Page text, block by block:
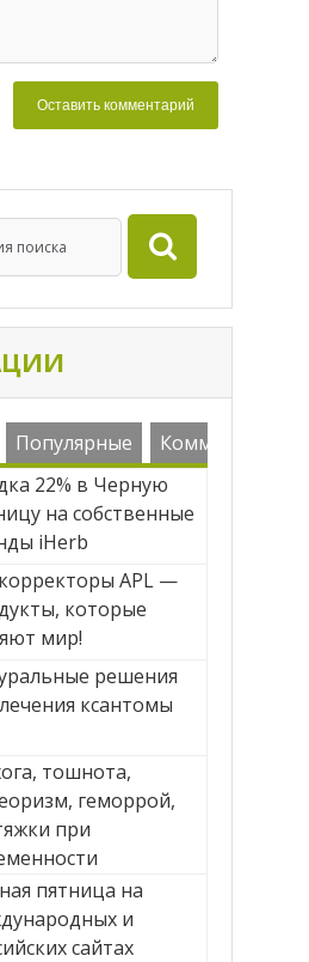
Популярные
Комменарии
22% в Черную
на собственные
iHerb
APL —
которые
мир!
решения
ксантомы
тошнота,
геморрой,
при
пятница на
и
сайтах